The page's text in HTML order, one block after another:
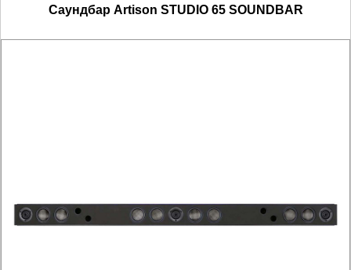
Саундбар Artison STUDIO 65 SOUNDBAR